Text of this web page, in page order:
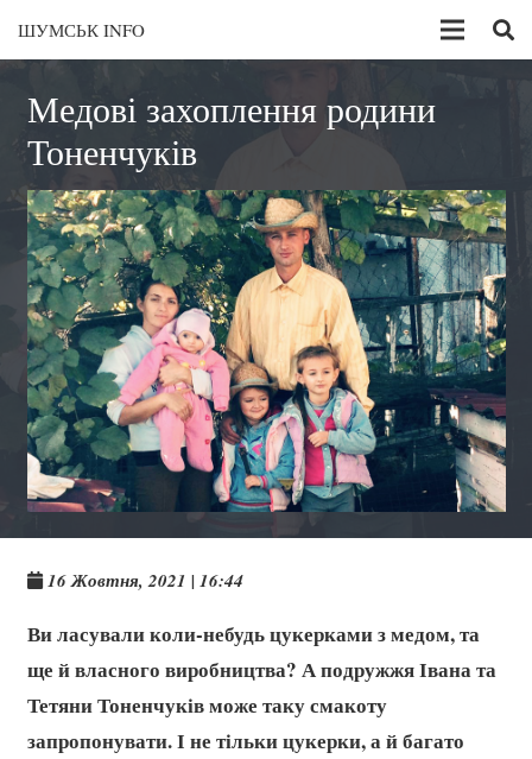
ШУМСЬК INFO
Медові захоплення родини
Тоненчуків
16 Жовтня, 2021 | 16:44
Ви ласували коли-небудь цукерками з медом, та
ще й власного виробництва? А подружжя Івана та
Тетяни Тоненчуків може таку смакоту
запропонувати. І не тільки цукерки, а й багато